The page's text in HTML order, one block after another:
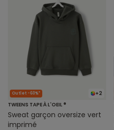
+2
Outlet -60%*
TWEENS TAPE À L'OEIL ®
Sweat garçon oversize vert
imprimé